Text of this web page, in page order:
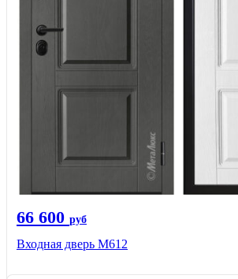
66 600 руб
Входная дверь М612